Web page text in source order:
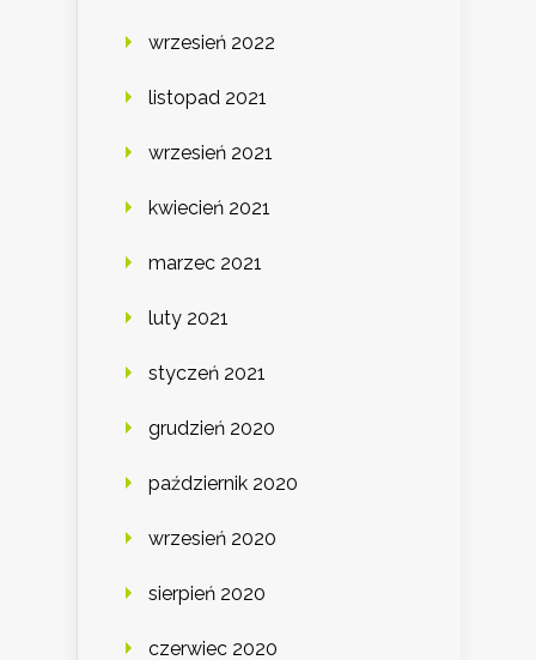
wrzesień 2022
listopad 2021
wrzesień 2021
kwiecień 2021
marzec 2021
luty 2021
styczeń 2021
grudzień 2020
październik 2020
wrzesień 2020
sierpień 2020
czerwiec 2020